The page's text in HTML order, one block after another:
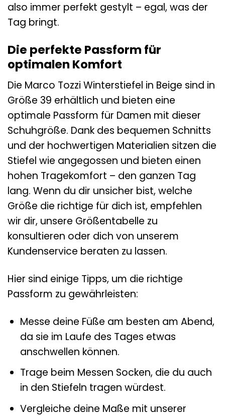
also immer perfekt gestylt – egal, was der
Tag bringt.
Die perfekte Passform für
optimalen Komfort
Die Marco Tozzi Winterstiefel in Beige sind in
Größe 39 erhältlich und bieten eine
optimale Passform für Damen mit dieser
Schuhgröße. Dank des bequemen Schnitts
und der hochwertigen Materialien sitzen die
Stiefel wie angegossen und bieten einen
hohen Tragekomfort – den ganzen Tag
lang. Wenn du dir unsicher bist, welche
Größe die richtige für dich ist, empfehlen
wir dir, unsere Größentabelle zu
konsultieren oder dich von unserem
Kundenservice beraten zu lassen.
Hier sind einige Tipps, um die richtige
Passform zu gewährleisten:
Messe deine Füße am besten am Abend,
da sie im Laufe des Tages etwas
anschwellen können.
Trage beim Messen Socken, die du auch
in den Stiefeln tragen würdest.
Vergleiche deine Maße mit unserer